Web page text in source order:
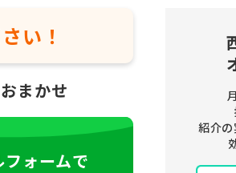
い！
まかせ
フォームで
紹介